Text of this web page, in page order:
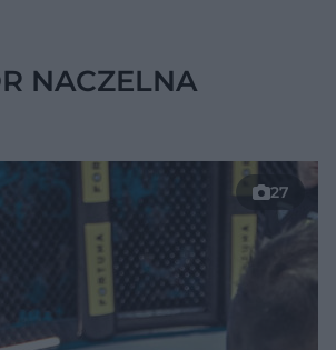
NACZELNA
27